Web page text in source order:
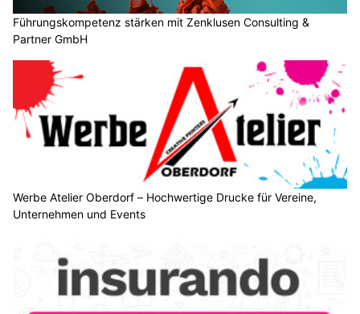
Weiterlesen
KMU Finanz AG hilft Ihrem Unternehmen – Finanzierung, Buchhaltung, Beratung